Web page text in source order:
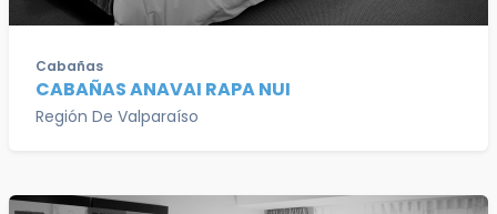
Cabañas
CABAÑAS ANAVAI RAPA NUI
Región De Valparaíso